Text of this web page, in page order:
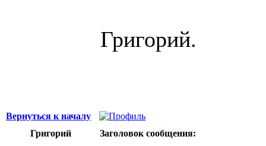
Григорий.
Вернуться к началу
Григорий
Заголовок сообщения: